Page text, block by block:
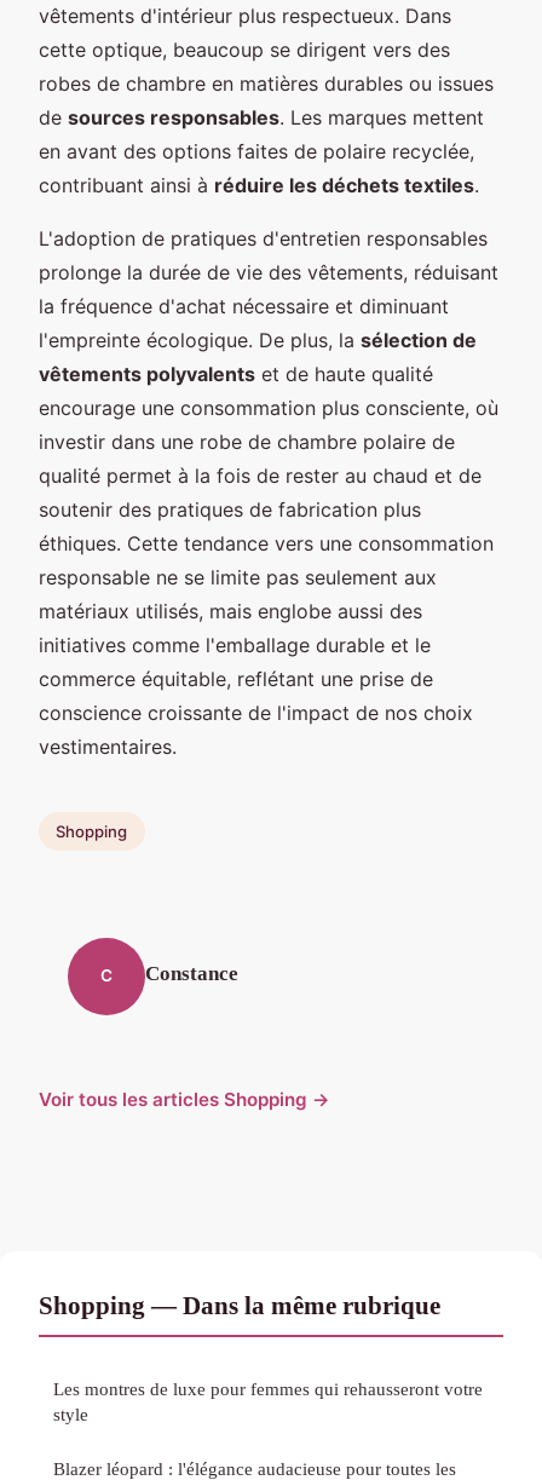
vêtements d'intérieur plus respectueux. Dans
cette optique, beaucoup se dirigent vers des
robes de chambre en matières durables ou issues
de sources responsables. Les marques mettent
en avant des options faites de polaire recyclée,
contribuant ainsi à réduire les déchets textiles.
L'adoption de pratiques d'entretien responsables
prolonge la durée de vie des vêtements, réduisant
la fréquence d'achat nécessaire et diminuant
l'empreinte écologique. De plus, la sélection de
vêtements polyvalents et de haute qualité
encourage une consommation plus consciente, où
investir dans une robe de chambre polaire de
qualité permet à la fois de rester au chaud et de
soutenir des pratiques de fabrication plus
éthiques. Cette tendance vers une consommation
responsable ne se limite pas seulement aux
matériaux utilisés, mais englobe aussi des
initiatives comme l'emballage durable et le
commerce équitable, reflétant une prise de
conscience croissante de l'impact de nos choix
vestimentaires.
Shopping
C Constance
Voir tous les articles Shopping →
Shopping — Dans la même rubrique
Les montres de luxe pour femmes qui rehausseront votre
style
Blazer léopard : l'élégance audacieuse pour toutes les